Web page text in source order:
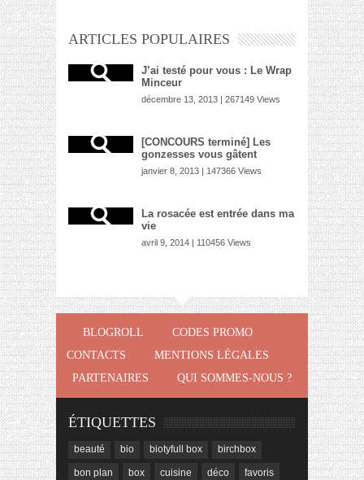
ARTICLES POPULAIRES
J’ai testé pour vous : Le Wrap
Minceur
décembre 13, 2013 | 267149 Views
[CONCOURS terminé] Les
gonzesses vous gâtent
janvier 8, 2013 | 147366 Views
La rosacée est entrée dans ma
vie
avril 9, 2014 | 110456 Views
BLOGROLL
CODES PROMO
CONTACTS
MENTIONS LÉGALES
PARTENAIRES
QUI SOMMES-NOUS ?
ÉTIQUETTES
beauté bio biotyfull box birchbox
bon plan box cuisine déco favoris